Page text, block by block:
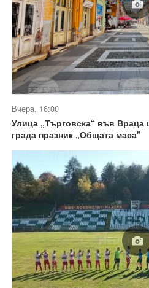
Вчера, 16:00
Улица „Търговска“ във
града празник „Общата маса"